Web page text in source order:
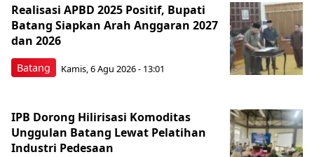
Batang
Realisasi APBD 2025 Positif, Bupati
Batang Siapkan Arah Anggaran 2027
dan 2026
Kamis, 6 Agu 2026 - 13:01
IPB Dorong Hilirisasi Komoditas
Unggulan Batang Lewat Pelatihan
Industri Pedesaan